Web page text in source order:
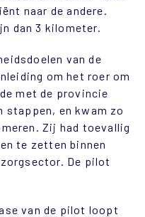
naar de andere.
dan 3 kilometer.
van de
om het roer om
met de provincie
stappen, en kwam zo
Zij had toevallig
te zetten binnen
De pilot
van de pilot loopt